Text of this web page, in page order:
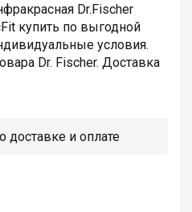
Dr.Fischer
купить по выгодной
условия.
Dr. Fischer. Доставка
доставке и оплате